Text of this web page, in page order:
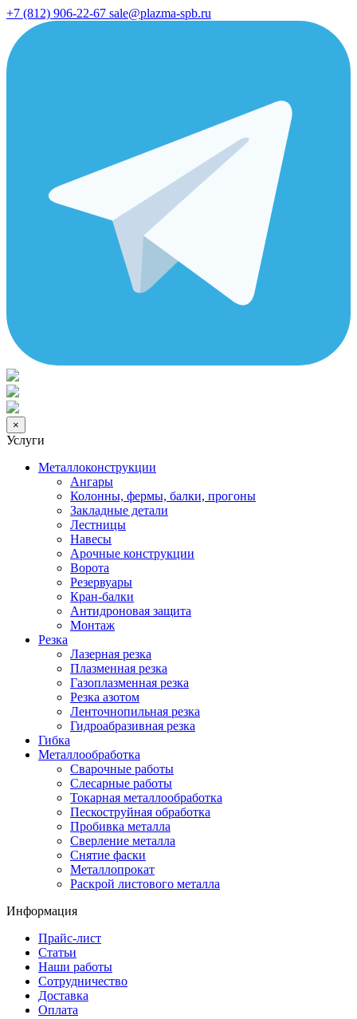
+7 (812) 906-22-67 sale@plazma-spb.ru
×
Услуги
Металлоконструкции
Ангары
Колонны, фермы, балки, прогоны
Закладные детали
Лестницы
Навесы
Арочные конструкции
Ворота
Резервуары
Кран-балки
Антидроновая защита
Монтаж
Резка
Лазерная резка
Плазменная резка
Газоплазменная резка
Резка азотом
Ленточнопильная резка
Гидроабразивная резка
Гибка
Металлообработка
Сварочные работы
Слесарные работы
Токарная металлообработка
Пескоструйная обработка
Пробивка металла
Сверление металла
Снятие фаски
Металлопрокат
Раскрой листового металла
Информация
Прайс-лист
Статьи
Наши работы
Сотрудничество
Доставка
Оплата